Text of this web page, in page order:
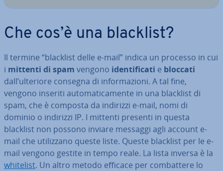
Che cos’è una blacklist?
Il termine “blacklist delle e-mail” indica un processo in cui
i mittenti di spam vengono iden­ti­fi­ca­ti e bloccati
dall’ulteriore consegna di in­for­ma­zio­ni. A tal fine,
vengono inseriti au­to­ma­ti­ca­men­te in una blacklist di
spam, che è composta da indirizzi e-mail, nomi di
dominio o indirizzi IP. I mittenti presenti in questa
blacklist non possono inviare messaggi agli account e-
mail che uti­liz­za­no queste liste. Queste blacklist per le e-
mail vengono gestite in tempo reale. La lista inversa è la
whitelist. Un altro metodo efficace per com­bat­te­re lo